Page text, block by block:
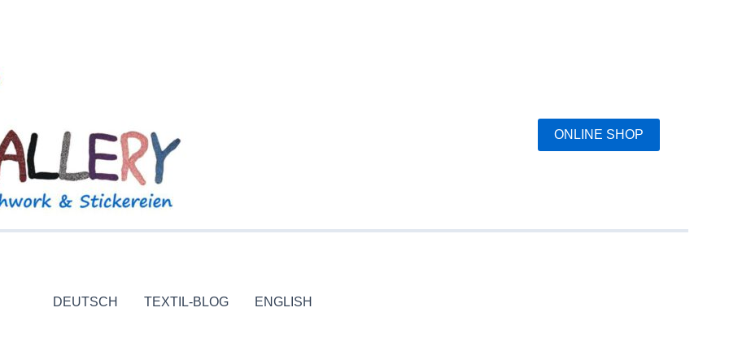
ONLINE SHOP
DEUTSCH TEXTIL-BLOG ENGLISH